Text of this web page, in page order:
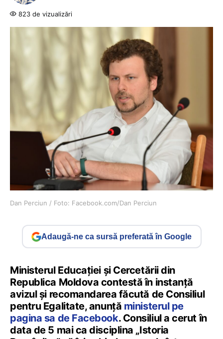
823 de vizualizări
Dan Perciun / Foto: Facebook.com/Dan Perciun
Adaugă-ne ca sursă preferată în Google
Ministerul Educației și Cercetării din
Republica Moldova contestă în instanță
avizul și recomandarea făcută de Consiliul
pentru Egalitate, anunță ministerul pe
pagina sa de Facebook. Consiliul a cerut în
data de 5 mai ca disciplina „Istoria